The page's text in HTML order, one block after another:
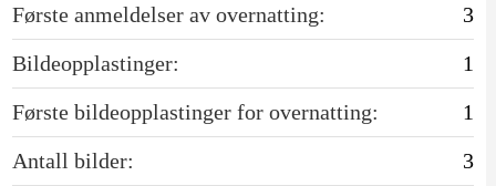
Første anmeldelser av overnatting:
3
Bildeopplastinger:
1
Første bildeopplastinger for overnatting:
1
Antall bilder:
3